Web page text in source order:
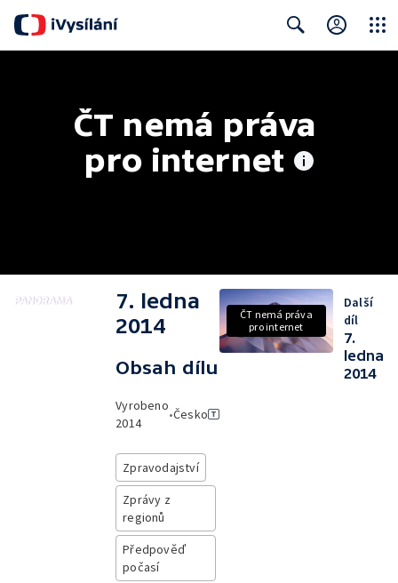
ČT nemá práva
pro internet
7. ledna
2014
Obsah dílu
Vyrobeno
2014
•Česko
Zpravodajství
Zprávy z
regionů
Předpověď
počasí
ČT nemá práva
pro internet
Další
díl
7.
ledna
2014